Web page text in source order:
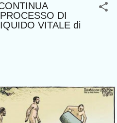
DI
VITALE di